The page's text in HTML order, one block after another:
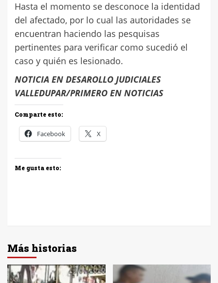
Hasta el momento se desconoce la identidad
del afectado, por lo cual las autoridades se
encuentran haciendo las pesquisas
pertinentes para verificar como sucedió el
caso y quién es lesionado.
NOTICIA EN DESAROLLO JUDICIALES
VALLEDUPAR/PRIMERO EN NOTICIAS
Comparte esto:
Facebook X
Me gusta esto:
Más historias